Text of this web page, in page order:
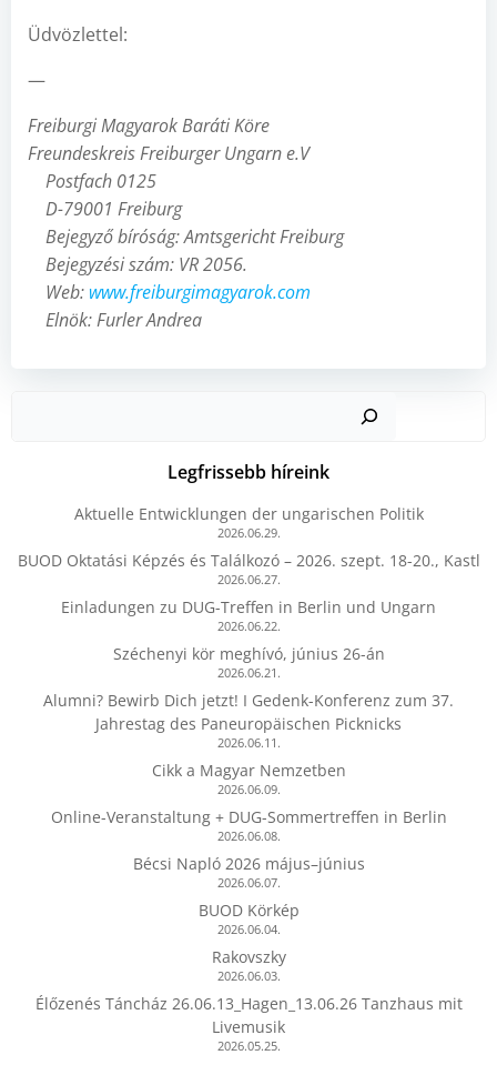
Üdvözlettel:
—
Freiburgi Magyarok Baráti Köre
Freundeskreis Freiburger Ungarn e.V
Postfach 0125
D-79001 Freiburg
Bejegyző bíróság: Amtsgericht Freiburg
Bejegyzési szám: VR 2056.
Web: www.freiburgimagyarok.com
Elnök: Furler Andrea
Legfrissebb híreink
Aktuelle Entwicklungen der ungarischen Politik
2026.06.29.
BUOD Oktatási Képzés és Találkozó – 2026. szept. 18-20., Kastl
2026.06.27.
Einladungen zu DUG-Treffen in Berlin und Ungarn
2026.06.22.
Széchenyi kör meghívó, június 26-án
2026.06.21.
Alumni? Bewirb Dich jetzt! I Gedenk-Konferenz zum 37.
Jahrestag des Paneuropäischen Picknicks
2026.06.11.
Cikk a Magyar Nemzetben
2026.06.09.
Online-Veranstaltung + DUG-Sommertreffen in Berlin
2026.06.08.
Bécsi Napló 2026 május–június
2026.06.07.
BUOD Körkép
2026.06.04.
Rakovszky
2026.06.03.
Élőzenés Táncház 26.06.13_Hagen_13.06.26 Tanzhaus mit
Livemusik
2026.05.25.